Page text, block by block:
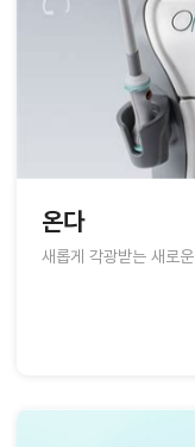
온다
새롭게 각광받는 새로